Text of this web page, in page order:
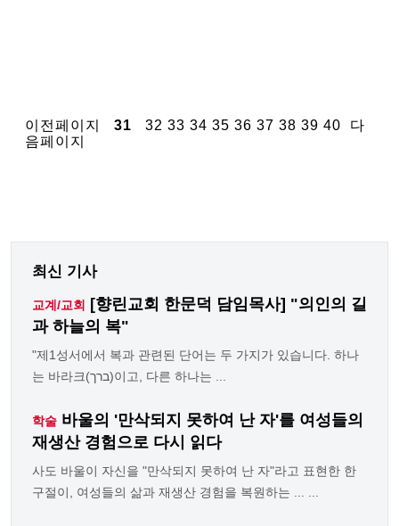
이전페이지 31 32 33 34 35 36 37 38 39 40
다
음페이지
최신 기사
교계/교회
[향린교회 한문덕 담임목사] "의인의 길
과 하늘의 복"
"제1성서에서 복과 관련된 단어는 두 가지가 있습니다. 하나
는 바라크(ברך)이고, 다른 하나는 ...
학술 바울의 '만삭되지 못하여 난 자'를 여성들의
재생산 경험으로 다시 읽다
사도 바울이 자신을 "만삭되지 못하여 난 자"라고 표현한 한
구절이, 여성들의 삶과 재생산 경험을 복원하는 ... ...